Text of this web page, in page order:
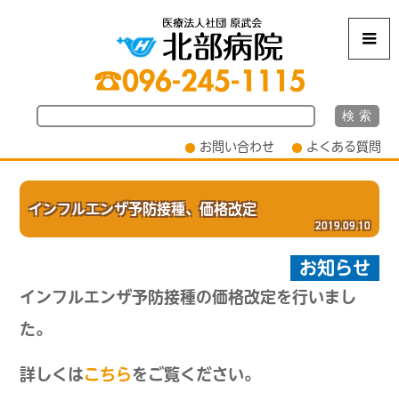
よくある質問
お問い合わせ
インフルエンザ予防接種、価格改定
2019.09.10
お知らせ
インフルエンザ予防接種の価格改定を行いまし
た。
詳しくはこちら をご覧ください。